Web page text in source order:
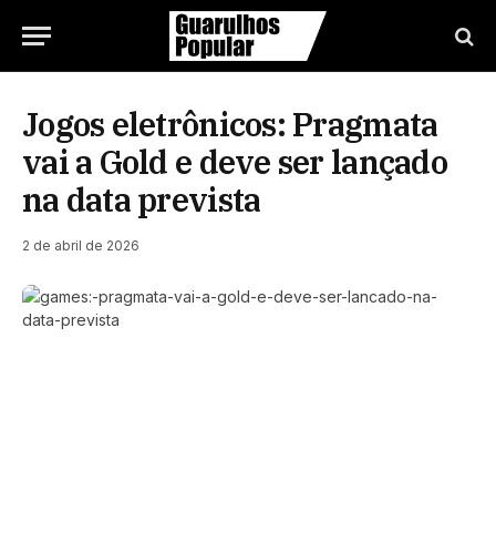
Jogos eletrônicos: Pragmata
vai a Gold e deve ser lançado
na data prevista
2 de abril de 2026